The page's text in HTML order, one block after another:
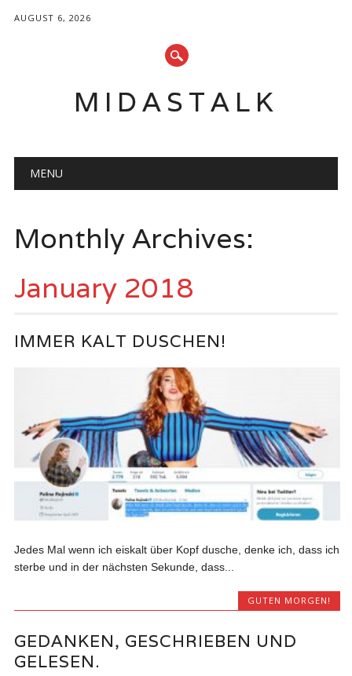
AUGUST 6, 2026
MIDASTALK
Main menu
MENU
Monthly Archives:
January 2018
IMMER KALT DUSCHEN!
Jedes Mal wenn ich eiskalt über Kopf dusche, denke ich, dass ich
sterbe und in der nächsten Sekunde, dass...
GUTEN MORGEN!
GEDANKEN, GESCHRIEBEN UND
GELESEN.